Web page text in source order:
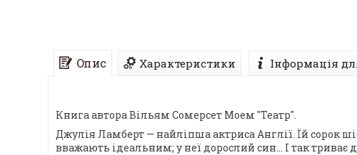
Опис Характеристики Інформація
Книга автора Вільям Сомерсет Моем "Театр".
Джулія Ламберт — найліпша актриса Англії. Їй сорок
вважають ідеальним; у неї дорослий син... І так